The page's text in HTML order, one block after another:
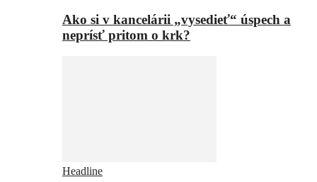
Ako si v kancelárii „vysedieť“ úspech a
neprísť pritom o krk?
Headline